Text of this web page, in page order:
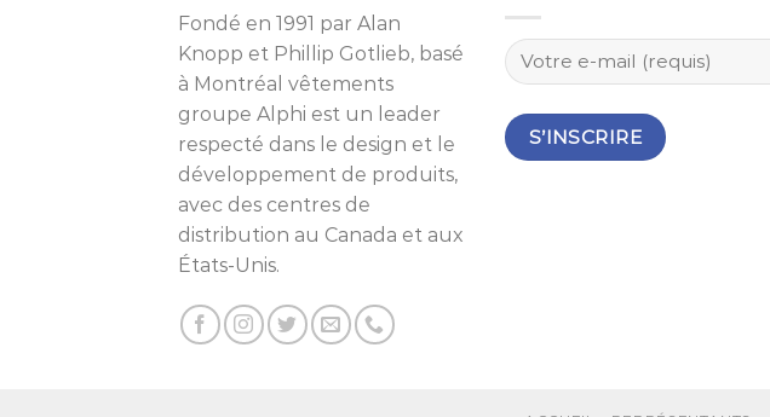
Fondé en 1991 par Alan
Knopp et Phillip Gotlieb, basé
à Montréal vêtements
groupe Alphi est un leader
respecté dans le design et le
développement de produits,
avec des centres de
distribution au Canada et aux
États-Unis.